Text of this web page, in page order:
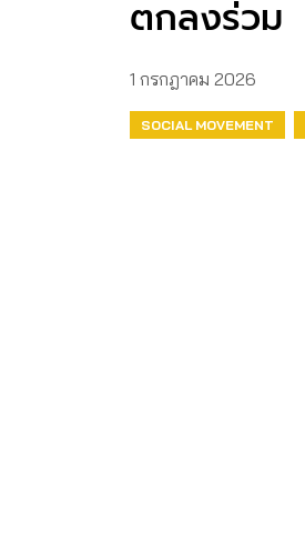
ตกลงร่วม
1 กรกฎาคม 2026
SOCIAL MOVEMENT